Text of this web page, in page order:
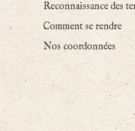
Reconnaissance des
Comment se rendre
Nos coordonnées